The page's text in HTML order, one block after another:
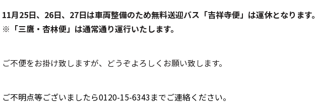
11月25日、26日、27日は車両整備のため無料送迎バス「吉祥寺便」は運休となります。
※「三鷹・杏林便」は通常通り運行いたします。
ご不便をお掛け致しますが、どうぞよろしくお願い致します。
ご不明点等ございましたら0120-15-6343までご連絡ください。